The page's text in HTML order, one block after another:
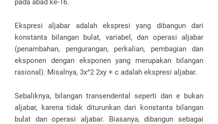
pada abad ke-16.
Ekspresi aljabar adalah ekspresi yang dibangun dari
konstanta bilangan bulat, variabel, dan operasi aljabar
(penambahan, pengurangan, perkalian, pembagian dan
eksponen dengan eksponen yang merupakan bilangan
rasional). Misalnya, 3x^2 2xy + c adalah ekspresi aljabar.
Sebaliknya, bilangan transendental seperti dan e bukan
aljabar, karena tidak diturunkan dari konstanta bilangan
bulat dan operasi aljabar. Biasanya, dibangun sebagai